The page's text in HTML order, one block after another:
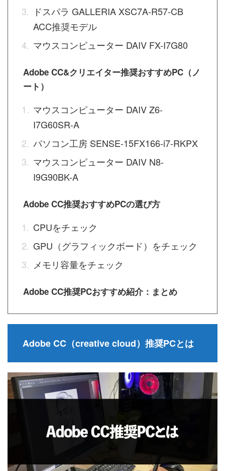
ドスパラ GALLERIA XSC7A-R57-CB
ACC推奨モデル
マウスコンピューター DAIV FX-I7G80
Adobe CC&クリエイター推奨おすすめPC（ノ
ート）
マウスコンピューター DAIV Z6-
I7G60SR-A
パソコン工房 SENSE-15FX166-i7-RKPX
マウスコンピューター DAIV N8-
I9G90BK-A
Adobe CC推奨おすすめPCの選び方
CPUをチェック
GPU（グラフィックボード）をチェック
メモリ容量をチェック
Adobe CC推奨PCおすすめ紹介：まとめ
Adobe CC（creative cloud）推奨PCとは